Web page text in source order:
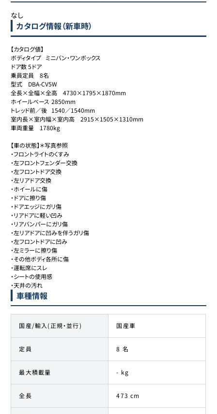
なし
カタログ情報（新車時）
【カタログ値】
ボディタイプ	ミニバン・ワンボックス
ドア数	5ドア
乗員定員	8名
型式	DBA-CV5W
全長×全幅×全高	4730×1795×1870mm
ホイールベース	2850mm
トレッド前／後	1540／1540mm
室内長×室内幅×室内高	2915×1505×1310mm
車両重量	1780kg
【車の状態】＊写真参照
・フロントライトのくすみ
・左フロントフェンダー交換
・左フロントドア交換
・左リアドア交換
・ホイールに傷
・ドアに擦り傷
・ドアエッジにガリ傷
・リアドアに軽い凹み
・リアバンパーにガリ傷
・左リアドアに凹みを伴うガリ傷
・左フロントドアに凹み
・左ミラーに擦り傷
・その他ボディ各所に傷
・運転席にスレ
・シートの使用感
車種情報
国産/輸入(正規・並行) 国産車
定員 8 名
最大積載量 - kg
全長 473 cm